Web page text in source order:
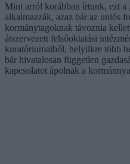
Mint arról korábban írtunk, ezt a
alkalmazzák, azaz bár az uniós
kormánytagoknak távoznia
átszervezett felsőoktatási
kuratóriumaiból, helyükre több
bár hivatalosan független
kapcsolatot ápolnak a